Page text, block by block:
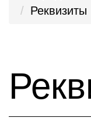
Реквизиты